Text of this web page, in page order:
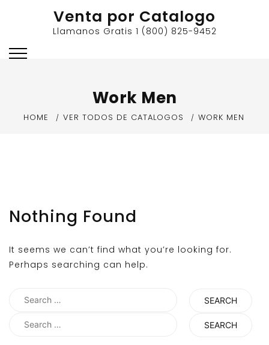
Venta por Catalogo
Llamanos Gratis 1 (800) 825-9452
Work Men
HOME VER TODOS DE CATALOGOS WORK MEN
Nothing Found
It seems we can’t find what you’re looking for.
Perhaps searching can help.
Search
Search